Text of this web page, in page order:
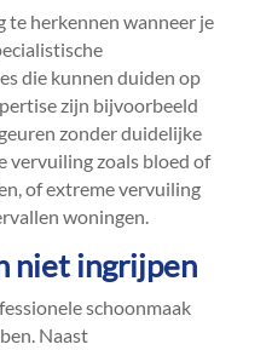
te herkennen wanneer je
die kunnen duiden op
zijn bijvoorbeeld
zonder duidelijke
vervuiling zoals bloed of
of extreme vervuiling
woningen.​
niet ingrijpen
schoonmaak
Naast